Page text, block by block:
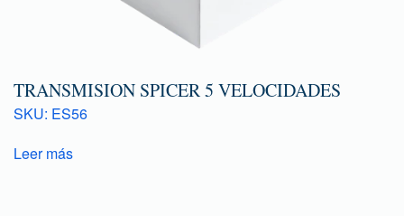
TRANSMISION SPICER 5 VELOCIDADES
SKU: ES56
Leer más